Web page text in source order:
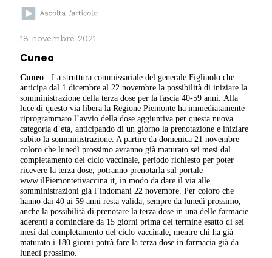
18 novembre 2021
Cuneo
Cuneo - La struttura commissariale del generale Figliuolo che
anticipa dal 1 dicembre al 22 novembre la possibilità di iniziare la
somministrazione della terza dose per la fascia 40-59 anni. Alla
luce di questo via libera la Regione Piemonte ha immediatamente
riprogrammato l’avvio della dose aggiuntiva per questa nuova
categoria d’età, anticipando di un giorno la prenotazione e iniziare
subito la somministrazione. A partire da domenica 21 novembre
coloro che lunedì prossimo avranno già maturato sei mesi dal
completamento del ciclo vaccinale, periodo richiesto per poter
ricevere la terza dose, potranno prenotarla sul portale
www.ilPiemontetivaccina.it, in modo da dare il via alle
somministrazioni già l’indomani 22 novembre. Per coloro che
hanno dai 40 ai 59 anni resta valida, sempre da lunedì prossimo,
anche la possibilità di prenotare la terza dose in una delle farmacie
aderenti a cominciare da 15 giorni prima del termine esatto di sei
mesi dal completamento del ciclo vaccinale, mentre chi ha già
maturato i 180 giorni potrà fare la terza dose in farmacia già da
lunedì prossimo.